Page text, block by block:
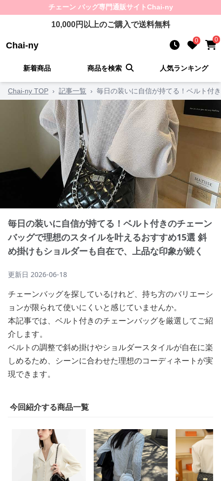
チェーン バッグ専門通販サイトChai-ny
10,000円以上のご購入で送料無料
Chai-ny 0 0
新着商品 商品を検索 人気ランキング
Chai-ny TOP › 記事一覧 › 毎日の装いに自信が持てる！ベルト付
毎日の装いに自信が持てる！ベルト付きのチェーン
バッグで理想のスタイルを叶えるおすすめ15選 斜
め掛けもショルダーも自在で、上品な印象が続く
更新日 2026-06-18
チェーンバッグを探しているけれど、持ち方のバリエーシ
ョンが限られて使いにくいと感じていませんか。
本記事では、ベルト付きのチェーンバッグを厳選してご紹
介します。
ベルトの調整で斜め掛けやショルダースタイルが自在に楽
しめるため、シーンに合わせた理想のコーディネートが実
現できます。
今回紹介する商品一覧